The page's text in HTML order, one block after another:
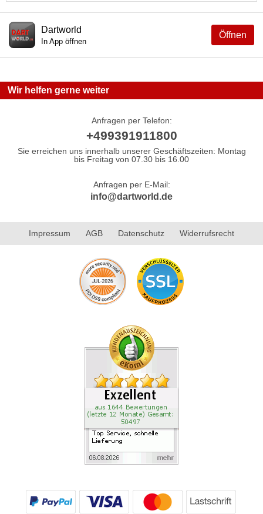
Öffnen
Dartworld
In App öffnen
Wir helfen gerne weiter
Anfragen per Telefon:
+499391911800
Sie erreichen uns innerhalb unserer Geschäftszeiten: Montag
bis Freitag von 07.30 bis 16.00
Anfragen per E-Mail:
info@dartworld.de
Impressum AGB Datenschutz Widerrufsrecht